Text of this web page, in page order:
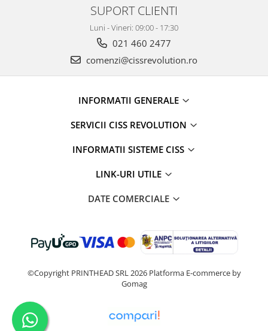
SUPORT CLIENTI
Luni - Vineri: 09:00 - 17:30
021 460 2477
comenzi@cissrevolution.ro
INFORMATII GENERALE
SERVICII CISS REVOLUTION
INFORMATII SISTEME CISS
LINK-URI UTILE
DATE COMERCIALE
©Copyright PRINTHEAD SRL 2026 Platforma E-commerce by
Gomag